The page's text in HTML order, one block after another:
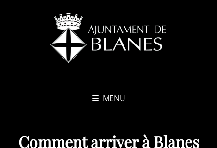
MENU
Comment arriver à Blanes